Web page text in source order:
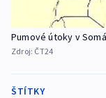
Pumové útoky v
Zdroj: ČT24
ŠTÍTKY